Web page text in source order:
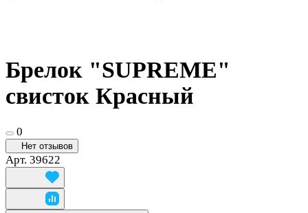
Брелок "SUPREME"
свисток Красный
0
Нет отзывов
Арт. 39622